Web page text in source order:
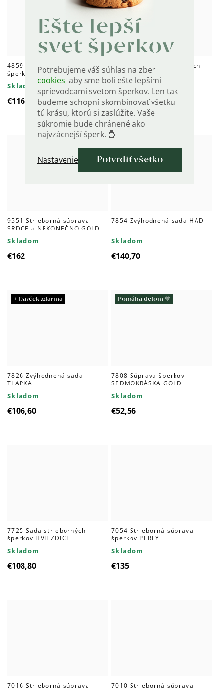
Ešte lepší
svet šperkov
Potrebujeme váš súhlas na zber
cookies, aby sme boli ešte lepšími
sprievodcami svetom šperkov. Len tak
budeme schopní skombinovať všetku
tú krásu, ktorú si zaslúžite. Vaše
súkromie bude chránené ako
najvzácnejší šperk. 💍
Nastavenie Potvrdiť všetko
4859 Strieborná súprava
šperkov
Skladom
€116
2685 Súprava strieborných
šperkov LUNA SMARAGD
Skladom
€141
9551 Strieborná súprava
SRDCE a NEKONEČNO GOLD
Skladom
€162
7854 Zvýhodnená sada HAD
Skladom
€140,70
+ Darček zdarma
7826 Zvýhodnená sada
TLAPKA
Skladom
€106,60
Pomáha deťom 💚
7808 Súprava šperkov
SEDMOKRÁSKA GOLD
Skladom
€52,56
7725 Sada strieborných
šperkov HVIEZDICE
Skladom
€108,80
7054 Strieborná súprava
šperkov PERLY
Skladom
€135
7016 Strieborná súprava
7010 Strieborná súprava